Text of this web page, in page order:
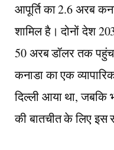
आपूर्ति का 2.6 अरब
शामिल है। दोनों देश
50 अरब डॉलर तक
कनाडा का एक
दिल्ली आया था, जबकि
की बातचीत के लिए इस